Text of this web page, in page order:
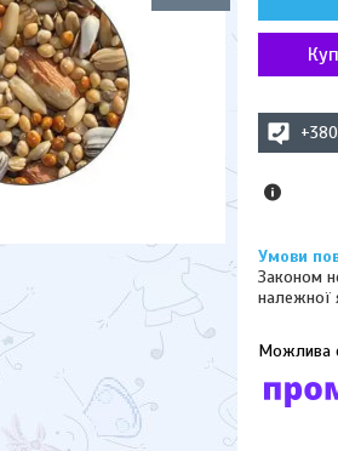
Законом
належної